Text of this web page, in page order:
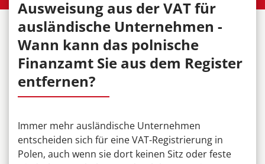
Poznań / Warszawa
poznan@vonzanthier.com
Ausweisung aus der VAT für
ausländische Unternehmen -
Wann kann das polnische
Finanzamt Sie aus dem Register
entfernen?
Immer mehr ausländische Unternehmen
entscheiden sich für eine VAT-Registrierung in
Polen, auch wenn sie dort keinen Sitz oder feste